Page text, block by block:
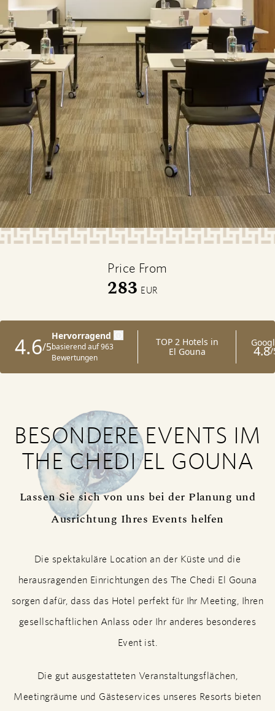
Price From
283 EUR
BESONDERE EVENTS IM
THE CHEDI EL GOUNA
Lassen Sie sich von uns bei der Planung und
Ausrichtung Ihres Events helfen
Die spektakuläre Location an der Küste und die
herausragenden Einrichtungen des The Chedi El Gouna
sorgen dafür, dass das Hotel perfekt für Ihr Meeting, Ihren
gesellschaftlichen Anlass oder Ihr anderes besonderes
Event ist.
Die gut ausgestatteten Veranstaltungsflächen,
Meetingräume und Gästeservices unseres Resorts bieten